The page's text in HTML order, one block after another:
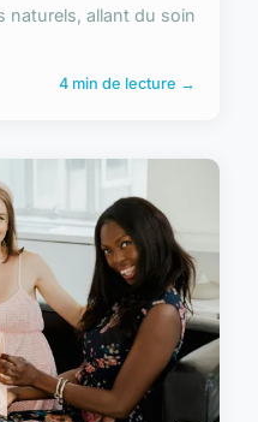
naturels, allant du soin
4 min de lecture →